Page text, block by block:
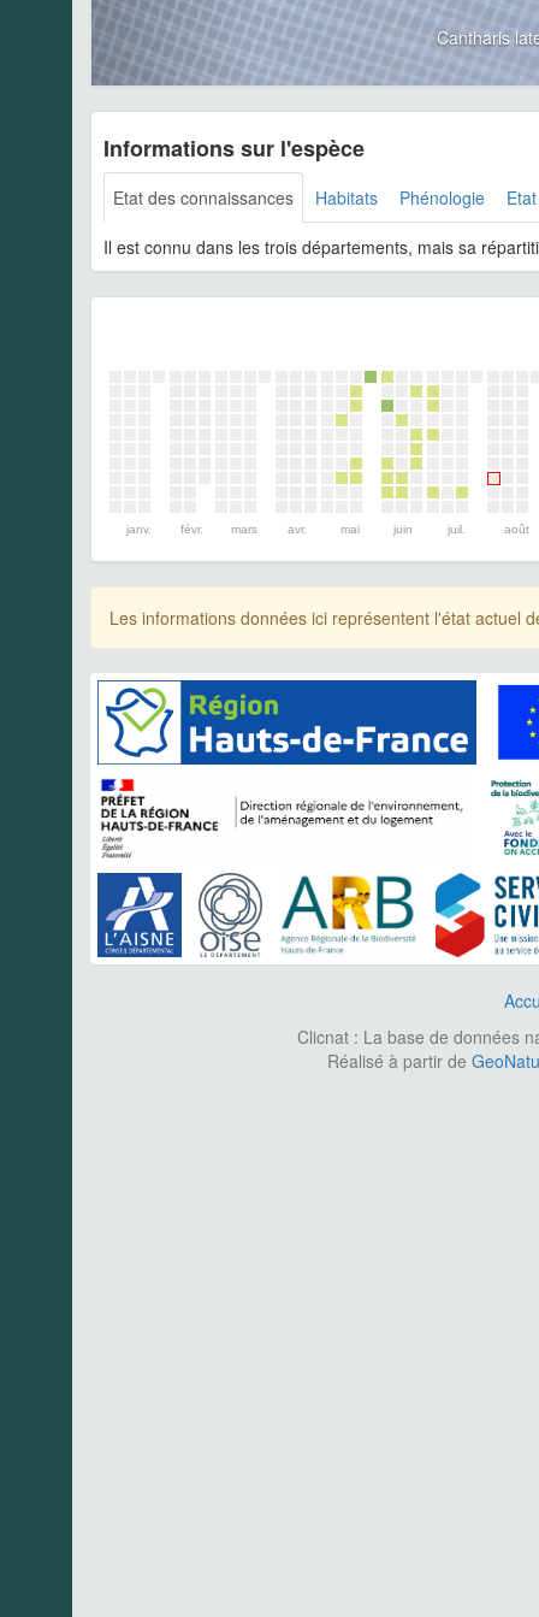
Cantharis
Informations sur l'espèce
Etat des connaissances Habitats Phénologie
Il est connu dans les trois départements, mais sa
janv. févr. mars avr. mai juin juil. août
Les informations données ici représentent l'état actuel
Clicnat : La base de données
Réalisé à partir de